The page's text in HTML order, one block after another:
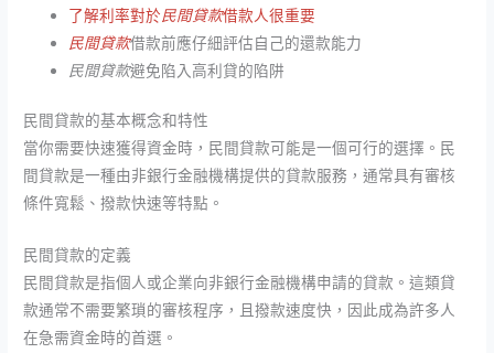
了解利率對於民間貸款借款人很重要
民間貸款借款前應仔細評估自己的還款能力
民間貸款避免陷入高利貸的陷阱
民間貸款的基本概念和特性
當你需要快速獲得資金時，民間貸款可能是一個可行的選擇。民
間貸款是一種由非銀行金融機構提供的貸款服務，通常具有審核
條件寬鬆、撥款快速等特點。
民間貸款的定義
民間貸款是指個人或企業向非銀行金融機構申請的貸款。這類貸
款通常不需要繁瑣的審核程序，且撥款速度快，因此成為許多人
在急需資金時的首選。